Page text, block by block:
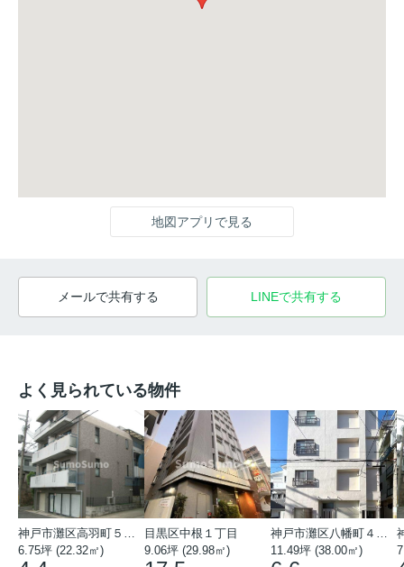
地図アプリで見る
メールで共有する LINEで共有する
よく見られている物件
6.75坪 (22.32㎡)
目黒区中根１丁目
9.06坪 (29.98㎡)
11.49坪 (38.00㎡)